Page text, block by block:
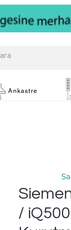
Ankastre
/ iQ500